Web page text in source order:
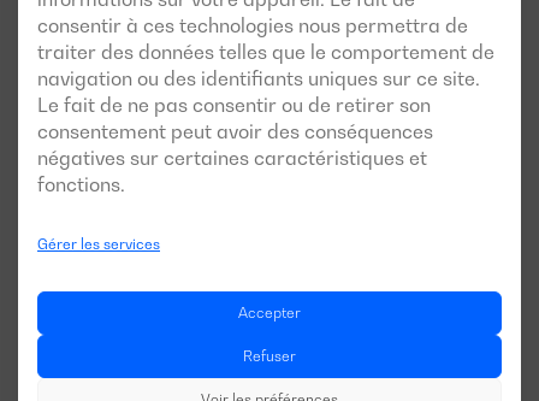
consentir à ces technologies nous permettra de
traiter des données telles que le comportement de
navigation ou des identifiants uniques sur ce site.
Le fait de ne pas consentir ou de retirer son
consentement peut avoir des conséquences
négatives sur certaines caractéristiques et
fonctions.
Gérer les services
Accepter
Refuser
capable d'atteindre les niveaux de filtration requis pour les
particules ultrafines. En effet, les catalyseurs d'oxydation
seuls (DOC) ne suffisent pas.
3.2 Système de post-traitement typique
d'un moteur Stage V
Un groupe électrogène Stage V de puissance moyenne (56
traitement suivante :
DOC → DPF → SCR → ASC